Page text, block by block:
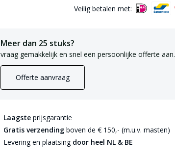
Veilig betalen met:
Meer dan 25 stuks?
vraag gemakkelijk en snel een persoonlijke offerte aan.
Offerte aanvraag
Laagste prijsgarantie
Gratis verzending boven de € 150,- (m.u.v. masten)
Levering en plaatsing door heel NL & BE